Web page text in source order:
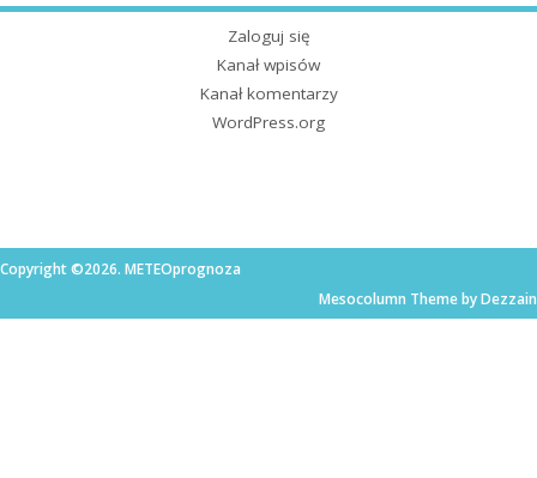
Zaloguj się
Kanał wpisów
Kanał komentarzy
WordPress.org
Copyright ©2026. METEOprognoza
Mesocolumn Theme by Dezzain